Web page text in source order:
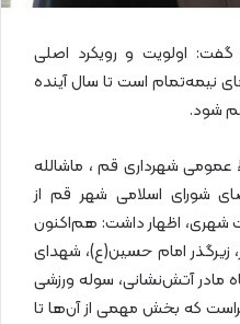
اولویت و رویکرد اصلی
نیمه‌تمام است تا سال آینده
شود.
عمومی شهرداری قم ، ماشالله
شورای اسلامی شهر قم از
شهری، اظهار داشت: هم‌اکنون
زیرگذر امام حسین(ع)، شهدای
مادر آتش‌نشانی، سوله ورزشی
که بخش مهمی از آن‌ها تا